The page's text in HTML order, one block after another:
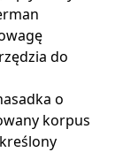
do
o
korpus